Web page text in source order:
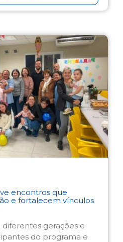
encontros que
e fortalecem vínculos
gerações e
do programa e